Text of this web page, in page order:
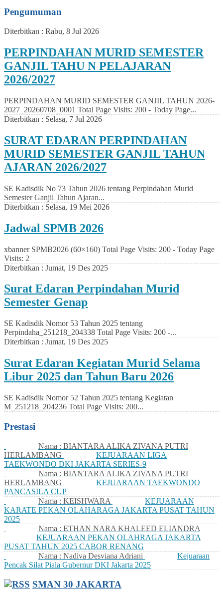
Pengumuman
Diterbitkan : Rabu, 8 Jul 2026
PERPINDAHAN MURID SEMESTER
GANJIL TAHU N PELAJARAN
2026/2027
PERPINDAHAN MURID SEMESTER GANJIL TAHUN 2026-
2027_20260708_0001 Total Page Visits: 200 - Today Page...
Diterbitkan : Selasa, 7 Jul 2026
SURAT EDARAN PERPINDAHAN
MURID SEMESTER GANJIL TAHUN
AJARAN 2026/2027
SE Kadisdik No 73 Tahun 2026 tentang Perpindahan Murid
Semester Ganjil Tahun Ajaran...
Diterbitkan : Selasa, 19 Mei 2026
Jadwal SPMB 2026
xbanner SPMB2026 (60×160) Total Page Visits: 200 - Today Page
Visits: 2
Diterbitkan : Jumat, 19 Des 2025
Surat Edaran Perpindahan Murid
Semester Genap
SE Kadisdik Nomor 53 Tahun 2025 tentang
Perpindaha_251218_204338 Total Page Visits: 200 -...
Diterbitkan : Jumat, 19 Des 2025
Surat Edaran Kegiatan Murid Selama
Libur 2025 dan Tahun Baru 2026
SE Kadisdik Nomor 52 Tahun 2025 tentang Kegiatan
M_251218_204236 Total Page Visits: 200...
Prestasi
Nama : BIANTARA ALIKA ZIVANA PUTRI
HERLAMBANG
KEJUARAAN LIGA
TAEKWONDO DKI JAKARTA SERIES-9
Nama : BIANTARA ALIKA ZIVANA PUTRI
HERLAMBANG
KEJUARAAN TAEKWONDO
PANCASILA CUP
Nama : KEISHWARA
KEJUARAAN
KARATE PEKAN OLAHARAGA JAKARTA PUSAT TAHUN
2025
Nama : ETHAN NARA KHALEED ELIANDRA
KEJUARAAN PEKAN OLAHRAGA JAKARTA
PUSAT TAHUN 2025 CABOR RENANG
Nama : Nadiva Desviana Adriani
Kejuaraan
Pencak Silat Piala Gubernur DKI Jakarta 2025
SMAN 30 JAKARTA